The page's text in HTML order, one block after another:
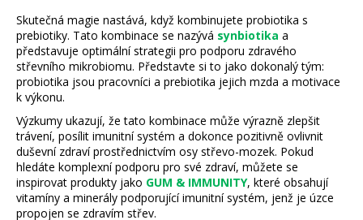
Skutečná magie nastává, když kombinujete probiotika s
prebiotiky. Tato kombinace se nazývá synbiotika a
představuje optimální strategii pro podporu zdravého
střevního mikrobiomu. Představte si to jako dokonalý tým:
probiotika jsou pracovníci a prebiotika jejich mzda a motivace
k výkonu.
Výzkumy ukazují, že tato kombinace může výrazně zlepšit
trávení, posílit imunitní systém a dokonce pozitivně ovlivnit
duševní zdraví prostřednictvím osy střevo-mozek. Pokud
hledáte komplexní podporu pro své zdraví, můžete se
inspirovat produkty jako GUM & IMMUNITY, které obsahují
vitamíny a minerály podporující imunitní systém, jenž je úzce
propojen se zdravím střev.